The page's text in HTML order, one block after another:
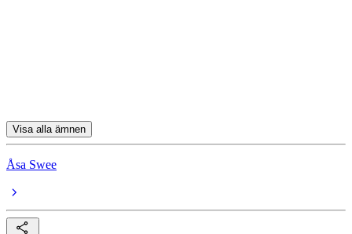
Visa alla ämnen
Åsa Swee